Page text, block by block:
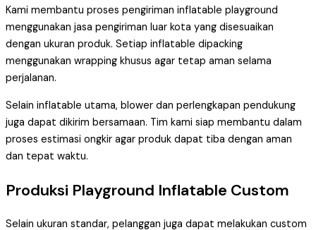
Kami membantu proses pengiriman inflatable playground
menggunakan jasa pengiriman luar kota yang disesuaikan
dengan ukuran produk. Setiap inflatable dipacking
menggunakan wrapping khusus agar tetap aman selama
perjalanan.
Selain inflatable utama, blower dan perlengkapan pendukung
juga dapat dikirim bersamaan. Tim kami siap membantu dalam
proses estimasi ongkir agar produk dapat tiba dengan aman
dan tepat waktu.
Produksi Playground Inflatable Custom
Selain ukuran standar, pelanggan juga dapat melakukan custom